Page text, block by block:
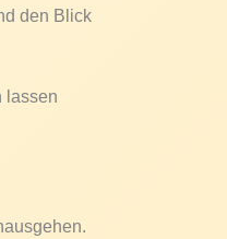
den Blick
lassen